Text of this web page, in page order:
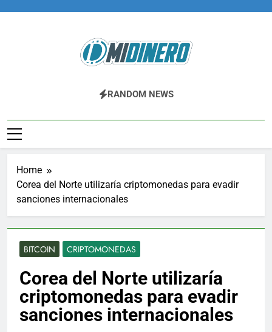
Midinero.co
Fintech, Criptomonedas
RANDOM NEWS
Home
Corea del Norte utilizaría criptomonedas para evadir
sanciones internacionales
BITCOIN CRIPTOMONEDAS
Corea del Norte utilizaría
criptomonedas para evadir
sanciones internacionales